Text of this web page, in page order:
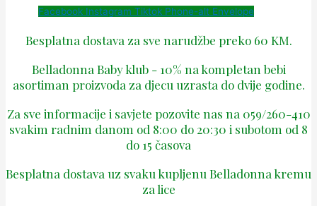
Facebook Instagram Tiktok Phone-alt Envelope
Besplatna dostava za sve narudžbe preko 60 KM.
Belladonna Baby klub - 10% na kompletan bebi
asortiman proizvoda za djecu uzrasta do dvije godine.
Za sve informacije i savjete pozovite nas na 059/260-410
svakim radnim danom od 8:00 do 20:30 i subotom od 8
do 15 časova
Besplatna dostava uz svaku kupljenu Belladonna kremu
za lice